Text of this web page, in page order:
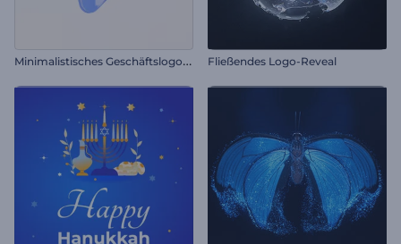
M
inimalistisches Geschäftslogo-Reveal Fließendes Logo-Reveal